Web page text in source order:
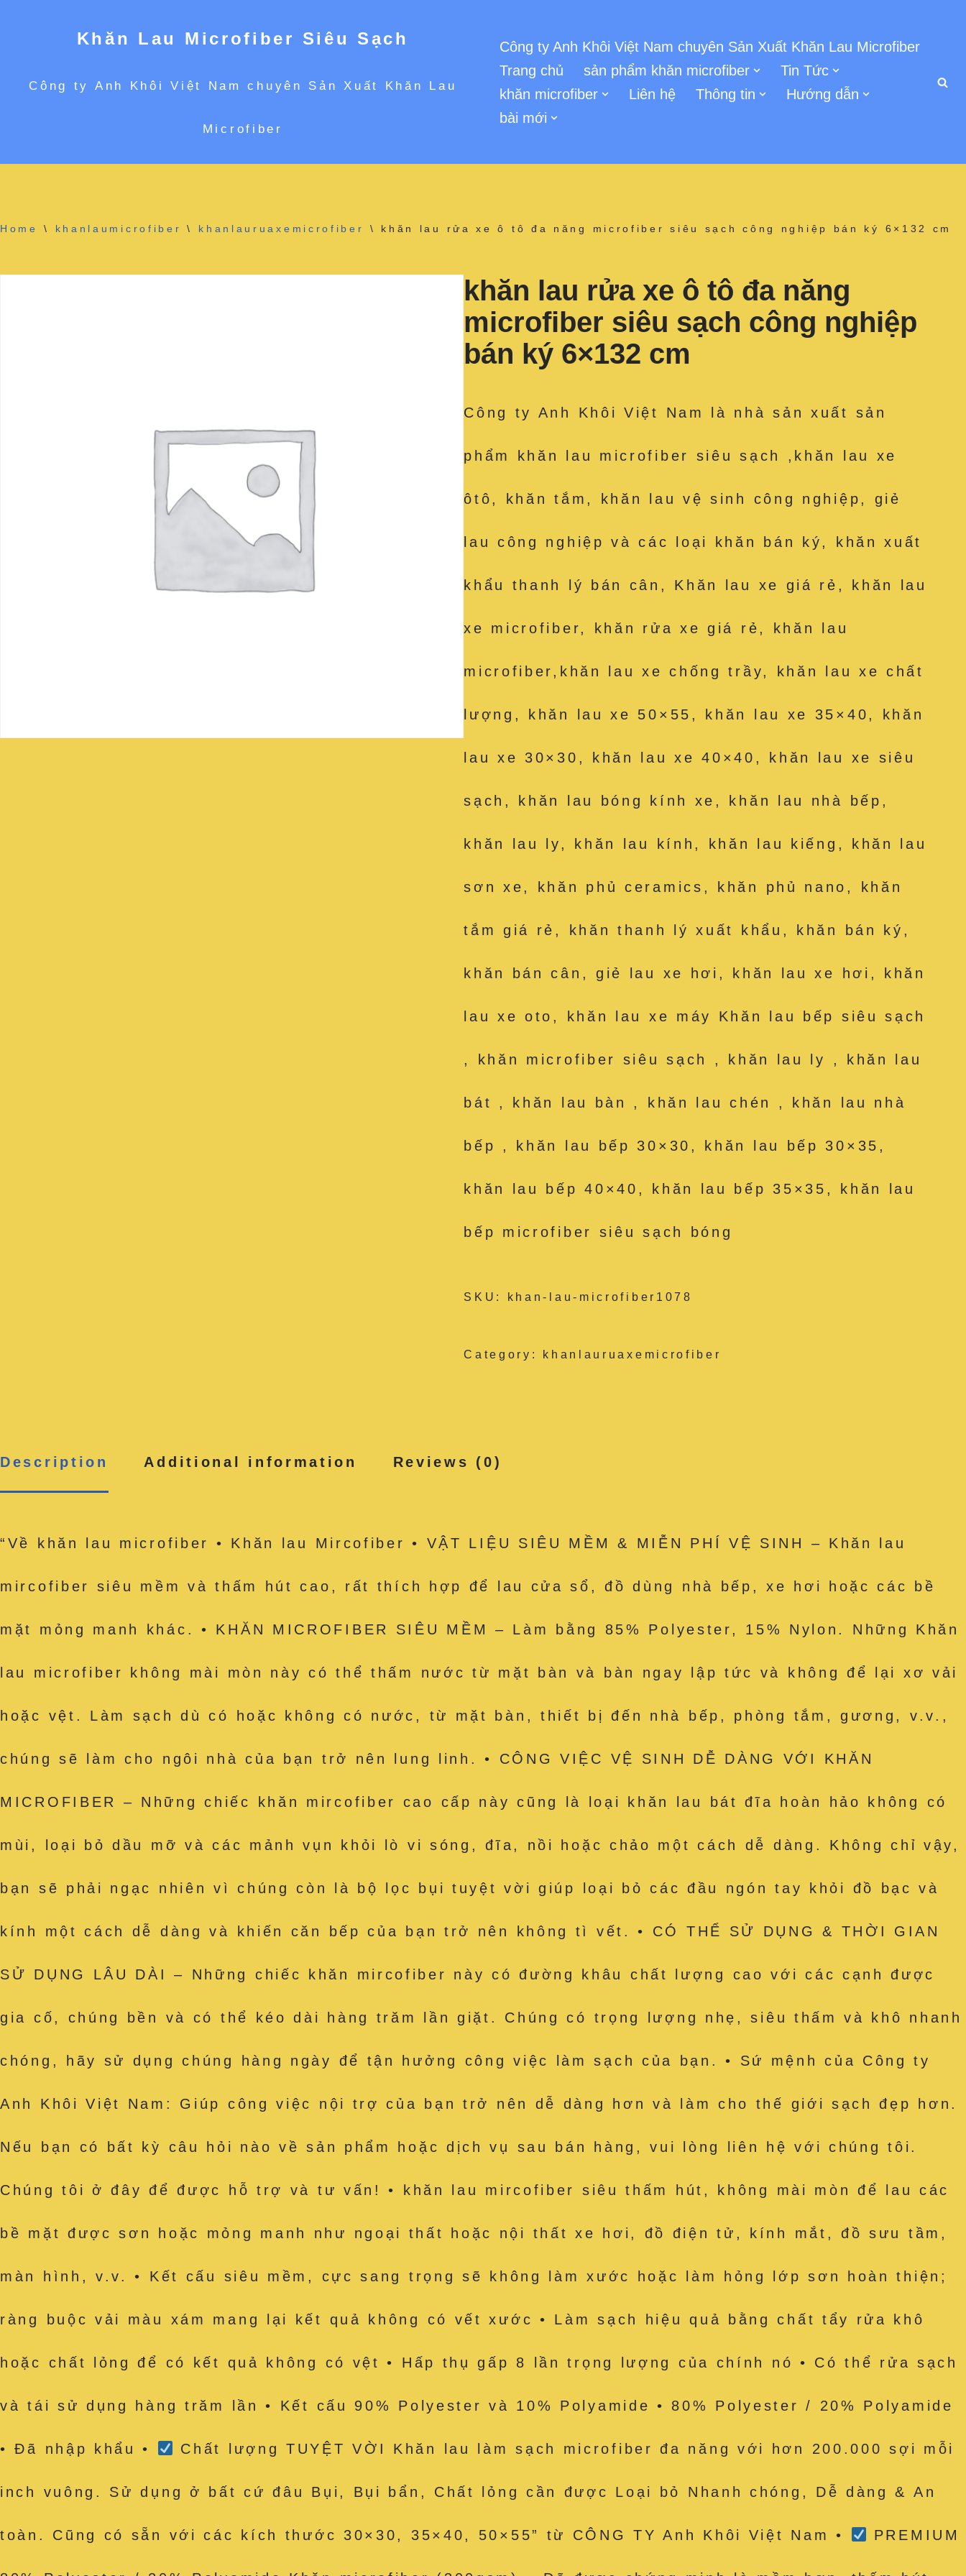
tới
Khăn Lau Microfiber Siêu Sạch
Công ty Anh Khôi Việt Nam chuyên Sản Xuất Khăn Lau
Microfiber
Công ty Anh Khôi Việt Nam chuyên Sản Xuất Khăn Lau Microfiber
Trang chủ
sản phẩm khăn microfiber
Tin Tức
khăn microfiber
Liên hệ Thông tin
Hướng dẫn
bài mới
Home \ khanlaumicrofiber \ khanlauruaxemicrofiber \ khăn lau rửa xe ô tô đa năng microfiber siêu sạch công nghiệp bán ký 6×132 cm
khăn lau rửa xe ô tô đa năng
microfiber siêu sạch công nghiệp
bán ký 6×132 cm
Công ty Anh Khôi Việt Nam là nhà sản xuất sản
phẩm khăn lau microfiber siêu sạch ,khăn lau xe
ôtô, khăn tắm, khăn lau vệ sinh công nghiệp, giẻ
lau công nghiệp và các loại khăn bán ký, khăn xuất
khẩu thanh lý bán cân, Khăn lau xe giá rẻ, khăn lau
xe microfiber, khăn rửa xe giá rẻ, khăn lau
microfiber,khăn lau xe chống trầy, khăn lau xe chất
lượng, khăn lau xe 50×55, khăn lau xe 35×40, khăn
lau xe 30×30, khăn lau xe 40×40, khăn lau xe siêu
sạch, khăn lau bóng kính xe, khăn lau nhà bếp,
khăn lau ly, khăn lau kính, khăn lau kiếng, khăn lau
sơn xe, khăn phủ ceramics, khăn phủ nano, khăn
tắm giá rẻ, khăn thanh lý xuất khẩu, khăn bán ký,
khăn bán cân, giẻ lau xe hơi, khăn lau xe hơi, khăn
lau xe oto, khăn lau xe máy Khăn lau bếp siêu sạch
, khăn microfiber siêu sạch , khăn lau ly , khăn lau
bát , khăn lau bàn , khăn lau chén , khăn lau nhà
bếp , khăn lau bếp 30×30, khăn lau bếp 30×35,
khăn lau bếp 40×40, khăn lau bếp 35×35, khăn lau
bếp microfiber siêu sạch bóng
SKU: khan-lau-microfiber1078
Category: khanlauruaxemicrofiber
Description Additional information Reviews (0)
“Về khăn lau microfiber • Khăn lau Mircofiber • VẬT LIỆU SIÊU MỀM & MIỄN PHÍ VỆ SINH – Khăn lau
mircofiber siêu mềm và thấm hút cao, rất thích hợp để lau cửa sổ, đồ dùng nhà bếp, xe hơi hoặc các bề
mặt mỏng manh khác. • KHĂN MICROFIBER SIÊU MỀM – Làm bằng 85% Polyester, 15% Nylon. Những Khăn
lau microfiber không mài mòn này có thể thấm nước từ mặt bàn và bàn ngay lập tức và không để lại xơ vải
hoặc vệt. Làm sạch dù có hoặc không có nước, từ mặt bàn, thiết bị đến nhà bếp, phòng tắm, gương, v.v.,
chúng sẽ làm cho ngôi nhà của bạn trở nên lung linh. • CÔNG VIỆC VỆ SINH DỄ DÀNG VỚI KHĂN
MICROFIBER – Những chiếc khăn mircofiber cao cấp này cũng là loại khăn lau bát đĩa hoàn hảo không có
mùi, loại bỏ dầu mỡ và các mảnh vụn khỏi lò vi sóng, đĩa, nồi hoặc chảo một cách dễ dàng. Không chỉ vậy,
bạn sẽ phải ngạc nhiên vì chúng còn là bộ lọc bụi tuyệt vời giúp loại bỏ các đầu ngón tay khỏi đồ bạc và
kính một cách dễ dàng và khiến căn bếp của bạn trở nên không tì vết. • CÓ THỂ SỬ DỤNG & THỜI GIAN
SỬ DỤNG LÂU DÀI – Những chiếc khăn mircofiber này có đường khâu chất lượng cao với các cạnh được
gia cố, chúng bền và có thể kéo dài hàng trăm lần giặt. Chúng có trọng lượng nhẹ, siêu thấm và khô nhanh
chóng, hãy sử dụng chúng hàng ngày để tận hưởng công việc làm sạch của bạn. • Sứ mệnh của Công ty
Anh Khôi Việt Nam: Giúp công việc nội trợ của bạn trở nên dễ dàng hơn và làm cho thế giới sạch đẹp hơn.
Nếu bạn có bất kỳ câu hỏi nào về sản phẩm hoặc dịch vụ sau bán hàng, vui lòng liên hệ với chúng tôi.
Chúng tôi ở đây để được hỗ trợ và tư vấn! • khăn lau mircofiber siêu thấm hút, không mài mòn để lau các
bề mặt được sơn hoặc mỏng manh như ngoại thất hoặc nội thất xe hơi, đồ điện tử, kính mắt, đồ sưu tầm,
màn hình, v.v. • Kết cấu siêu mềm, cực sang trọng sẽ không làm xước hoặc làm hỏng lớp sơn hoàn thiện;
ràng buộc vải màu xám mang lại kết quả không có vết xước • Làm sạch hiệu quả bằng chất tẩy rửa khô
hoặc chất lỏng để có kết quả không có vệt • Hấp thụ gấp 8 lần trọng lượng của chính nó • Có thể rửa sạch
và tái sử dụng hàng trăm lần • Kết cấu 90% Polyester và 10% Polyamide • 80% Polyester / 20% Polyamide
• Đã nhập khẩu • Chất lượng TUYỆT VỜI Khăn lau làm sạch microfiber đa năng với hơn 200.000 sợi mỗi
inch vuông. Sử dụng ở bất cứ đâu Bụi, Bụi bẩn, Chất lỏng cần được Loại bỏ Nhanh chóng, Dễ dàng & An
toàn. Cũng có sẵn với các kích thước 30×30, 35×40, 50×55” từ CÔNG TY Anh Khôi Việt Nam • PREMIUM